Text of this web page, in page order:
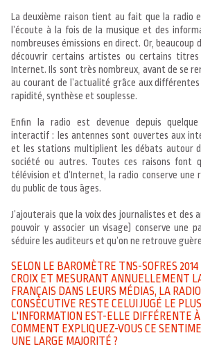
La deuxième raison tient au fait que la radio
l’écoute à la fois de la musique et des
nombreuses émissions en direct. Or, beaucoup
découvrir certains artistes ou certains
Internet. Ils sont très nombreux, avant de se
au courant de l’actualité grâce aux
rapidité, synthèse et souplesse.
Enfin la radio est devenue depuis
interactif : les antennes sont ouvertes aux
et les stations multiplient les débats autour
société ou autres. Toutes ces raisons font
télévision et d’Internet, la radio conserve
du public de tous âges.
J’ajouterais que la voix des journalistes et des
pouvoir y associer un visage) conserve une
séduire les auditeurs et qu’on ne retrouve
SELON LE BAROMÈTRE TNS-SOFRES
CROIX ET MESURANT ANNUELLEMENT
FRANÇAIS DANS LEURS MÉDIAS, LA
CONSÉCUTIVE RESTE CELUI JUGÉ LE
L'INFORMATION EST-ELLE DIFFÉRENTE
COMMENT EXPLIQUEZ-VOUS CE
UNE LARGE MAJORITÉ ?